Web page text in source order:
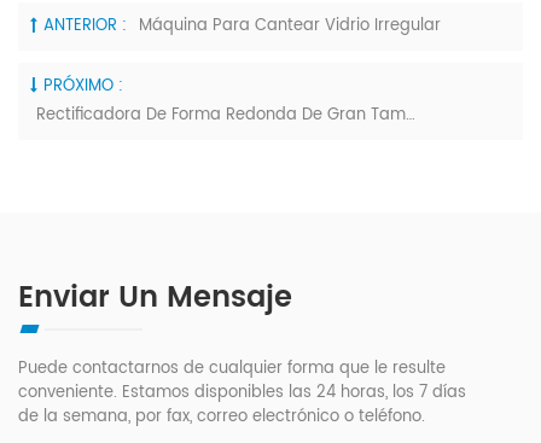
ANTERIOR : Máquina Para Cantear Vidrio Irregular
PRÓXIMO :
Rectificadora De Forma Redonda De Gran Tamaño
Enviar Un Mensaje
Puede contactarnos de cualquier forma que le resulte
conveniente. Estamos disponibles las 24 horas, los 7 días
de la semana, por fax, correo electrónico o teléfono.